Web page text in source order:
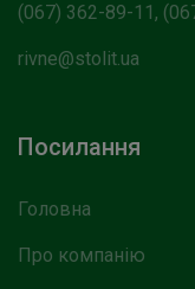
(067) 362-89-11,
rivne@stolit.ua
Посилання
Головна
Про компанію